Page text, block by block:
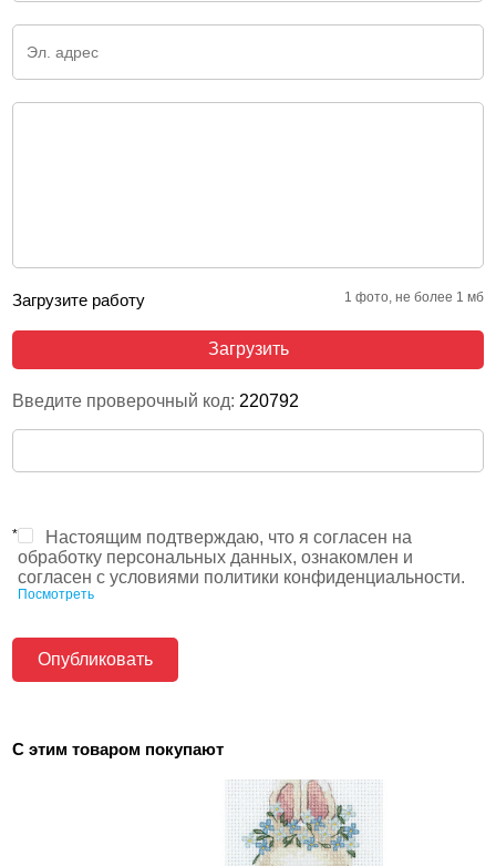
Загрузите работу
Загрузить
1 фото, не более 1 мб
Введите проверочный код: 220792
*
Настоящим подтверждаю, что я согласен на
обработку персональных данных, ознакомлен и
согласен с условиями политики конфиденциальности.
Посмотреть
С этим товаром покупают